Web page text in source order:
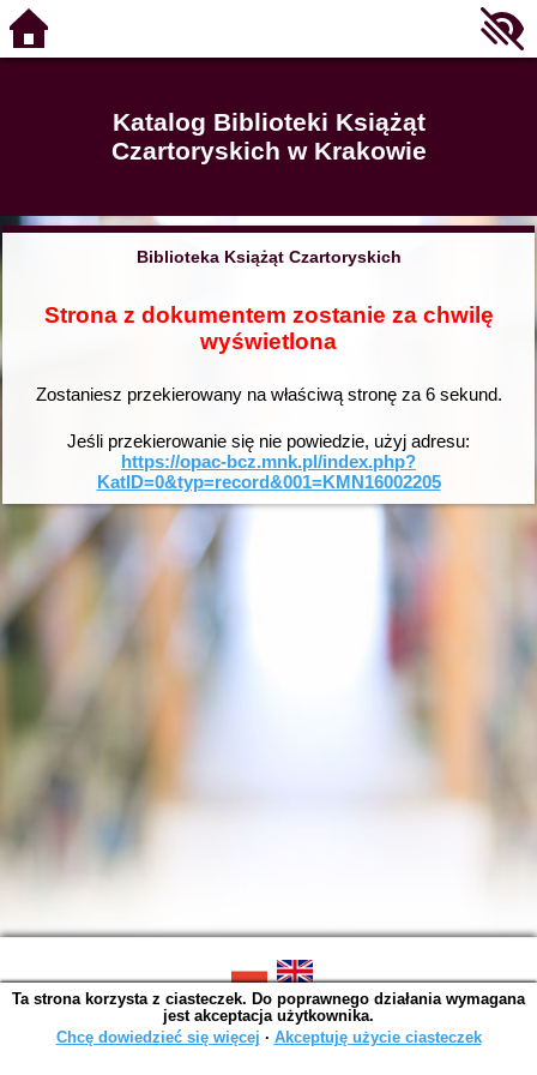
Katalog Biblioteki Książąt
Czartoryskich w Krakowie
Biblioteka Książąt Czartoryskich
Strona z dokumentem zostanie za chwilę
wyświetlona
Zostaniesz przekierowany na właściwą stronę za 6sekund.
Jeśli przekierowanie się nie powiedzie, użyj adresu:
https://opac-bcz.mnk.pl/index.php?
KatID=0&typ=record&001=KMN16002205
SOWA OPAC v. 6.11.10 (2026-07-24)
Wygenerowano w 0,0015 s.
Ta strona korzysta z ciasteczek. Do poprawnego działania wymagana
jest akceptacja użytkownika.
Chcę dowiedzieć się więcej ∙ Akceptuję użycie ciasteczek